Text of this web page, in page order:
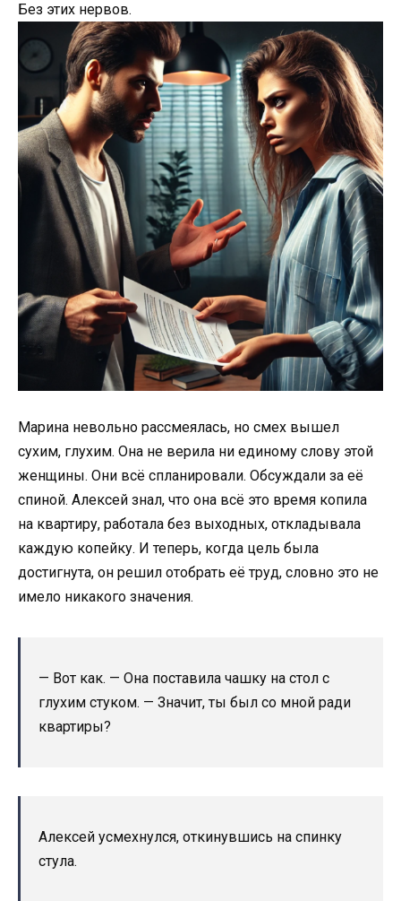
Без этих нервов.
Марина невольно рассмеялась, но смех вышел
сухим, глухим. Она не верила ни единому слову этой
женщины. Они всё спланировали. Обсуждали за её
спиной. Алексей знал, что она всё это время копила
на квартиру, работала без выходных, откладывала
каждую копейку. И теперь, когда цель была
достигнута, он решил отобрать её труд, словно это не
имело никакого значения.
— Вот как. — Она поставила чашку на стол с
глухим стуком. — Значит, ты был со мной ради
квартиры?
Алексей усмехнулся, откинувшись на спинку
стула.